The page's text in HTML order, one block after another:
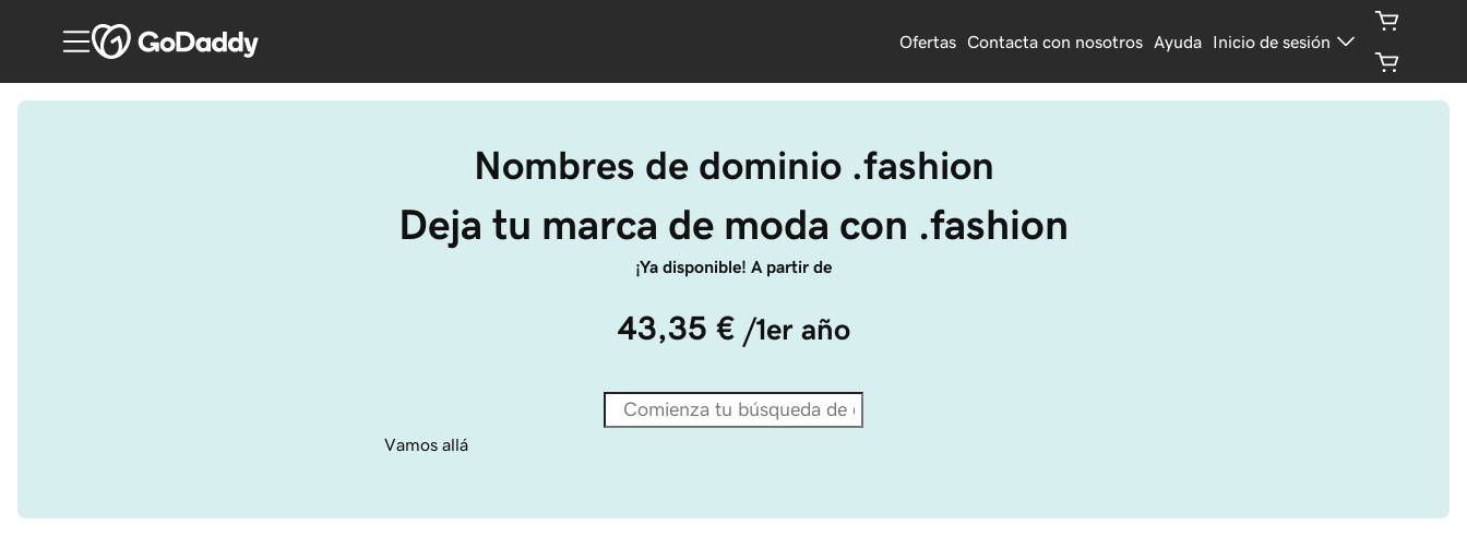
Ofertas Contacta con nosotros Ayuda Inicio de sesión
Nombres de dominio .fashion
Deja tu marca de moda con .fashion
¡Ya disponible! A partir de
43,35 € /1er año
Vamos allá